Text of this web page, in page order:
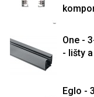
One -
- lišty
Eglo -